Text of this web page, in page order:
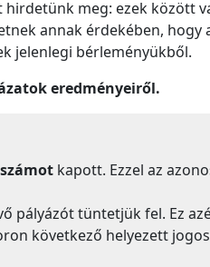
hirdetünk meg: ezek között
annak érdekében, hogy
jelenlegi bérleményükből.
eredményeiről.
kapott. Ezzel az
pályázót tüntetjük fel. Ez
következő helyezett